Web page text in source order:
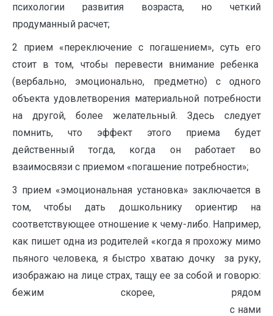
психологии развития возраста, но четкий
продуманный расчет;
2 прием «переключение с погашением», суть его
стоит в том, чтобы перевести внимание ребенка
(вербально, эмоционально, предметно) с одного
объекта удовлетворения материальной потребности
на другой, более желательный. Здесь следует
помнить, что эффект этого приема будет
действенный тогда, когда он работает во
взаимосвязи с приемом «погашение потребности»;
3 прием «эмоциональная установка» заключается в
том, чтобы дать дошкольнику ориентир на
соответствующее отношение к чему-либо. Например,
как пишет одна из родителей «когда я прохожу мимо
пьяного человека, я быстро хватаю дочку за руку,
изображаю на лице страх, тащу ее за собой и говорю:
бежим скорее, рядом
с нами